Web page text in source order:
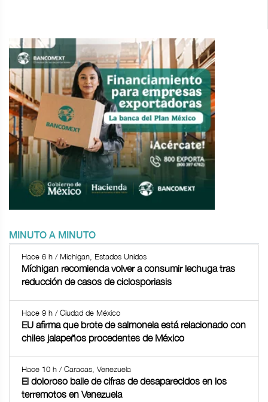
MINUTO A MINUTO
Hace 6 h / Michigan, Estados Unidos
Míchigan recomienda volver a consumir lechuga tras
reducción de casos de ciclosporiasis
Hace 9 h / Ciudad de México
EU afirma que brote de salmonela está relacionado con
chiles jalapeños procedentes de México
Hace 10 h / Caracas, Venezuela
El doloroso baile de cifras de desaparecidos en los
terremotos en Venezuela